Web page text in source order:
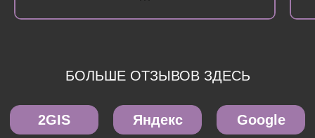
намного хуже, а оказалось, что у меня
Думаю, как и у любого ортодонтического
тебя появилось что-то новое во рту) Когда
надеваешь новую капу, то конечно